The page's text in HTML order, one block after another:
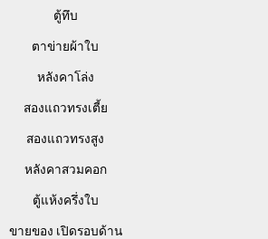
ตู้ทึบ
ตาข่ายผ้าใบ
หลังคาโล่ง
สองแถวทรงเตี้ย
สองแถวทรงสูง
หลังคาสวมคอก
ตู้แห้งครึ่งใบ
ขายของ เปิดรอบด้าน